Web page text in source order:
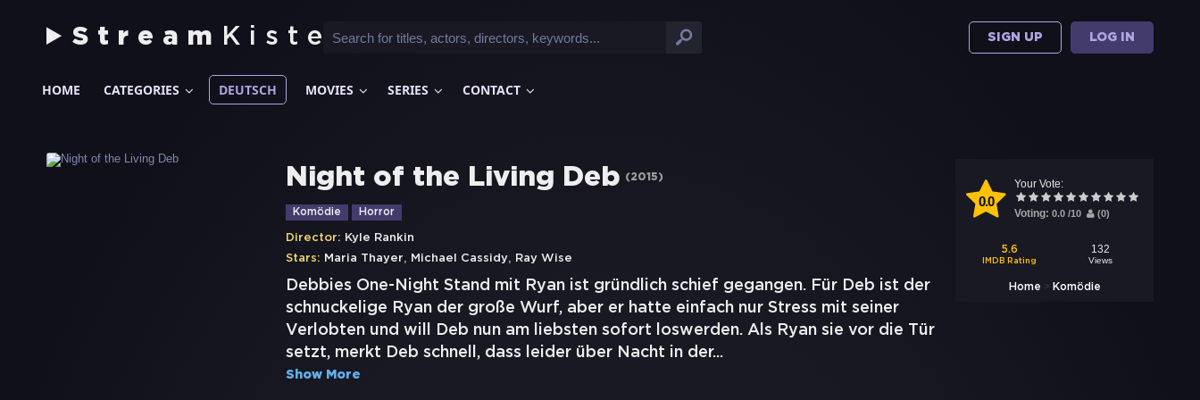
Stream Kiste SIGN UP LOG IN
HOME CATEGORIES DEUTSCH MOVIES SERIES CONTACT
0.0
Your Vote:
Voting: 0.0 /10 (0)
5.6
IMDB Rating
132
Views
Home > Komödie
Night of the Living Deb (2015)
Komödie Horror
Director: Kyle Rankin
Stars: Maria Thayer, Michael Cassidy, Ray Wise
Debbies One-Night Stand mit Ryan ist gründlich schief gegangen. Für Deb ist der
schnuckelige Ryan der große Wurf, aber er hatte einfach nur Stress mit seiner
Verlobten und will Deb nun am liebsten sofort loswerden. Als Ryan sie vor die Tür
setzt, merkt Deb schnell, dass leider über Nacht in der...
Show More